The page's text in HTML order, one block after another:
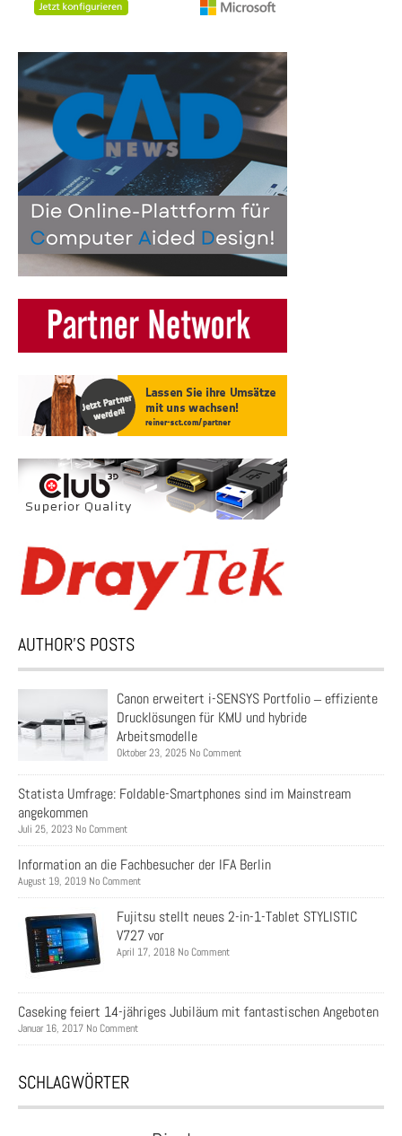
AUTHOR’S POSTS
Canon erweitert i-SENSYS Portfolio ‒ effiziente
Drucklösungen für KMU und hybride
Arbeitsmodelle
Oktober 23, 2025 No Comment
Statista Umfrage: Foldable-Smartphones sind im Mainstream
angekommen
Juli 25, 2023 No Comment
Information an die Fachbesucher der IFA Berlin
August 19, 2019 No Comment
Fujitsu stellt neues 2-in-1-Tablet STYLISTIC
V727 vor
April 17, 2018 No Comment
Caseking feiert 14-jähriges Jubiläum mit fantastischen Angeboten
Januar 16, 2017 No Comment
SCHLAGWÖRTER